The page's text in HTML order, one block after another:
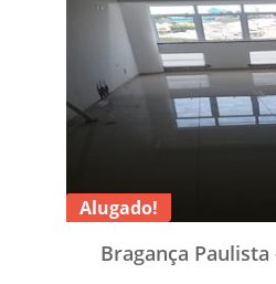
Alugado!
Bragança Paulista